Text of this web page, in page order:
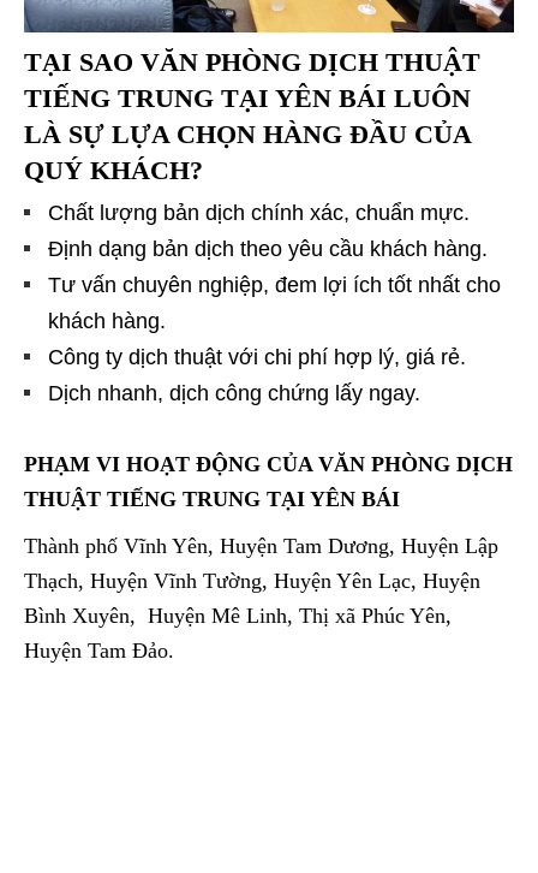
TẠI SAO VĂN PHÒNG DỊCH THUẬT
TIẾNG TRUNG TẠI YÊN BÁI LUÔN
LÀ SỰ LỰA CHỌN HÀNG ĐẦU CỦA
QUÝ KHÁCH?
Chất lượng bản dịch chính xác, chuẩn mực.
Định dạng bản dịch theo yêu cầu khách hàng.
Tư vấn chuyên nghiệp, đem lợi ích tốt nhất cho
khách hàng.
Công ty dịch thuật với chi phí hợp lý, giá rẻ.
Dịch nhanh, dịch công chứng lấy ngay.
PHẠM VI HOẠT ĐỘNG CỦA VĂN PHÒNG DỊCH
THUẬT TIẾNG TRUNG TẠI YÊN BÁI
Thành phố Vĩnh Yên, Huyện Tam Dương, Huyện Lập
Thạch, Huyện Vĩnh Tường, Huyện Yên Lạc, Huyện
Bình Xuyên, Huyện Mê Linh, Thị xã Phúc Yên,
Huyện Tam Đảo.